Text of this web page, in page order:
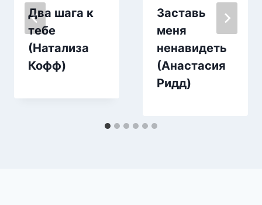
Два шага к
тебе
(Натализа
Кофф)
Заставь
меня
ненавидеть
(Анастасия
Ридд)